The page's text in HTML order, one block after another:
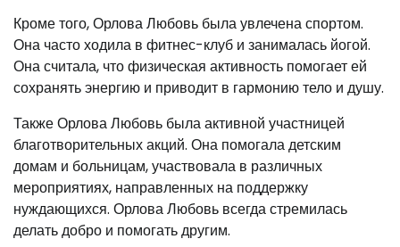
Кроме того, Орлова Любовь была увлечена спортом.
Она часто ходила в фитнес-клуб и занималась йогой.
Она считала, что физическая активность помогает ей
сохранять энергию и приводит в гармонию тело и душу.
Также Орлова Любовь была активной участницей
благотворительных акций. Она помогала детским
домам и больницам, участвовала в различных
мероприятиях, направленных на поддержку
нуждающихся. Орлова Любовь всегда стремилась
делать добро и помогать другим.